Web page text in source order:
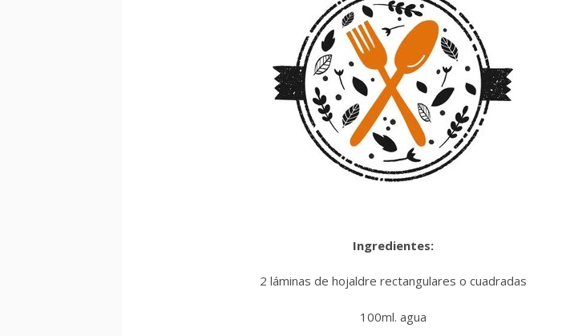
Ingredientes:
2 láminas de hojaldre rectangulares o cuadradas
100ml. agua